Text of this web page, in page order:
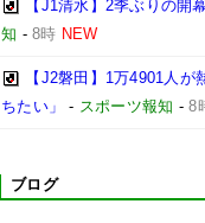
【J1清水】2季ぶりの
知 -8時 NEW
【J2磐田】1万4901人
ちたい」
- スポーツ報知 -8
ブログ